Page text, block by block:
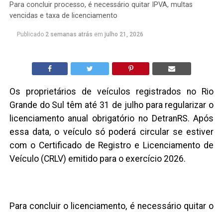
Para concluir processo, é necessário quitar IPVA, multas
vencidas e taxa de licenciamento
Publicado 2 semanas atrás em julho 21, 2026
Os proprietários de veículos registrados no Rio
Grande do Sul têm até 31 de julho para regularizar o
licenciamento anual obrigatório no DetranRS. Após
essa data, o veículo só poderá circular se estiver
com o Certificado de Registro e Licenciamento de
Veículo (CRLV) emitido para o exercício 2026.
Para concluir o licenciamento, é necessário quitar o